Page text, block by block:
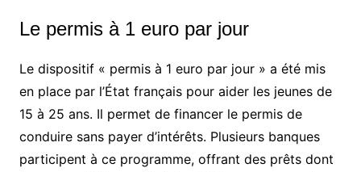
Le permis à 1 euro par jour
Le dispositif « permis à 1 euro par jour » a été mis
en place par l’État français pour aider les jeunes de
15 à 25 ans. Il permet de financer le permis de
conduire sans payer d’intérêts. Plusieurs banques
participent à ce programme, offrant des prêts dont